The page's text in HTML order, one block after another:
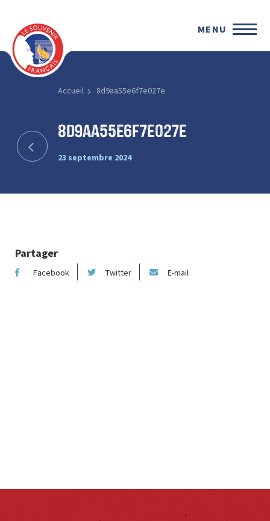
MENU
Accueil 8d9aa55e6f7e027e
8d9aa55e6f7e027e
23 septembre 2024
Partager
Facebook Twitter E-mail